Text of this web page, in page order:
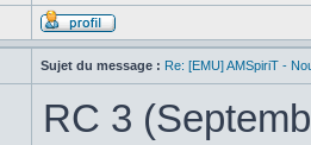
Sujet du message : Re: [EMU] AMSpiriT -
RC 3